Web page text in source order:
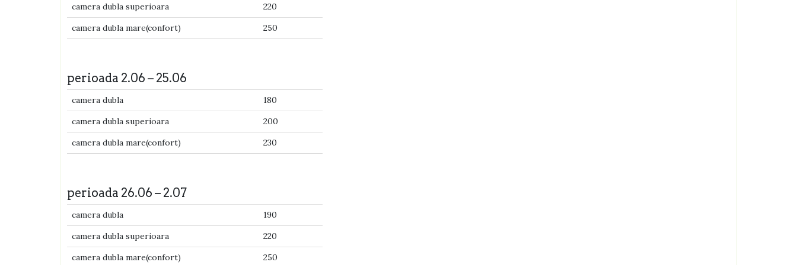
camera dubla superioara
220
camera dubla mare(confort)
250
perioada 2.06 – 25.06
camera dubla
180
camera dubla superioara
200
camera dubla mare(confort)
230
perioada 26.06 – 2.07
camera dubla
190
camera dubla superioara
220
camera dubla mare(confort)
250